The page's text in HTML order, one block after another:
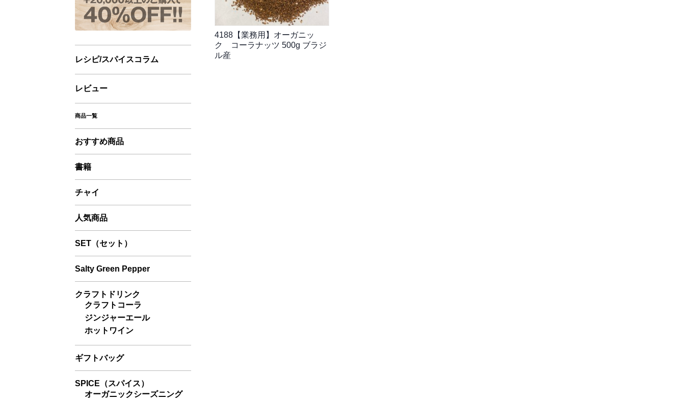
4188【業務用】オーガニッ
ク コーラナッツ 500g ブラジ
ル産
レシピ/スパイスコラム
レビュー
商品一覧
おすすめ商品
書籍
チャイ
人気商品
SET（セット）
Salty Green Pepper
クラフトドリンク
クラフトコーラ
ジンジャーエール
ホットワイン
ギフトバッグ
SPICE（スパイス）
オーガニックシーズニング